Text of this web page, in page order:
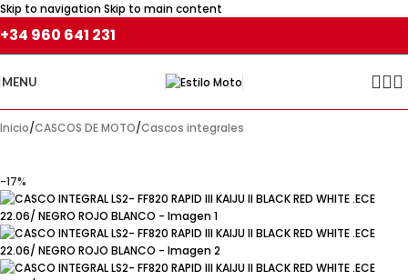
Skip to navigationSkip to main content
+34 960 641 231
MENU
Inicio/CASCOS DE MOTO/Cascos integrales
-17%